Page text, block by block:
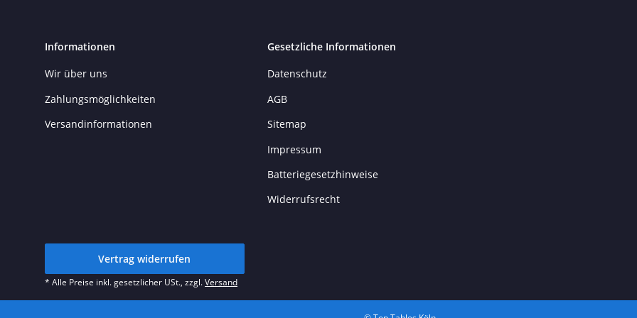
Informationen
Wir über uns
Zahlungsmöglichkeiten
Versandinformationen
Gesetzliche Informationen
Datenschutz
AGB
Sitemap
Impressum
Batteriegesetzhinweise
Widerrufsrecht
Vertrag widerrufen
* Alle Preise inkl. gesetzlicher USt., zzgl.Versand